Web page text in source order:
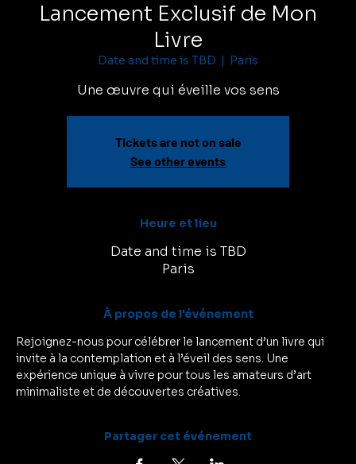
Lancement Exclusif de Mon
Livre
Date and time is TBD
  |
Paris
Une œuvre qui éveille vos sens
Tickets are not on sale
See other events
Heure et lieu
Date and time is TBD
Paris
À propos de l'événement
Rejoignez-nous pour célébrer le lancement d’un livre qui
invite à la contemplation et à l’éveil des sens. Une
expérience unique à vivre pour tous les amateurs d’art
minimaliste et de découvertes créatives.
Partager cet événement